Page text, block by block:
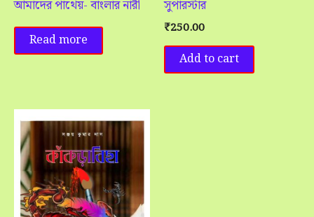
আমাদের পাথেয়- বাংলার নারী
Read more
সুপারস্টার
₹250.00
Add to cart